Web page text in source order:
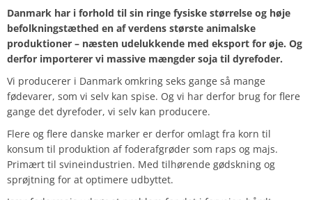
Danmark har i forhold til sin ringe fysiske størrelse og høje
befolkningstæthed en af verdens største animalske
produktioner – næsten udelukkende med eksport for øje. Og
derfor importerer vi massive mængder soja til dyrefoder.
Vi producerer i Danmark omkring seks gange så mange
fødevarer, som vi selv kan spise. Og vi har derfor brug for flere
gange det dyrefoder, vi selv kan producere.
Flere og flere danske marker er derfor omlagt fra korn til
konsum til produktion af foderafgrøder som raps og majs.
Primært til svineindustrien. Med tilhørende gødskning og
sprøjtning for at optimere udbyttet.